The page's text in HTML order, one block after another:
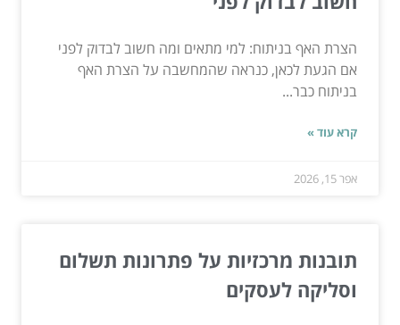
הצרת האף בניתוח: למי מתאים ומה חשוב לבדוק לפני
אם הגעת לכאן, כנראה שהמחשבה על הצרת האף
בניתוח כבר...
קרא עוד »
אפר 15, 2026
תובנות מרכזיות על פתרונות תשלום
וסליקה לעסקים